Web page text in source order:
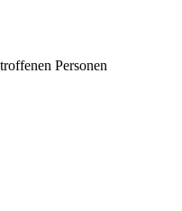
Personen